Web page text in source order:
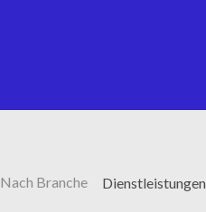
Nach Branche Dienstleistungen